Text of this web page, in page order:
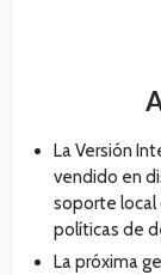
La Versión
vendido en
soporte local
políticas de
La próxima